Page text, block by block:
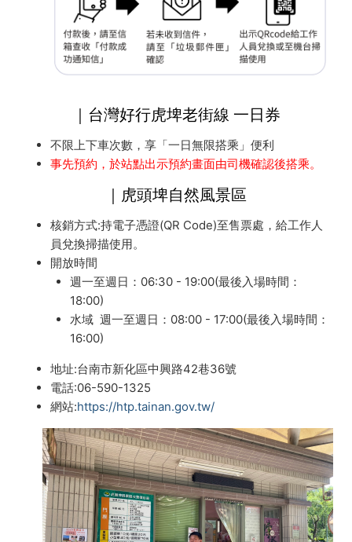
｜台灣好行虎埤老街線 一日券
不限上下車次數，享「一日無限搭乘」便利
事先預約，於站點出示預約畫面由司機確認後搭乘。
｜虎頭埤自然風景區
核銷方式:持電子憑證(QR Code)至售票處，給工作人
員兌換掃描使用。
開放時間
週一至週日：06:30 - 19:00(最後入場時間：
18:00)
水域 週一至週日：08:00 - 17:00(最後入場時間：
16:00)
地址:台南市新化區中興路42巷36號
電話:06-590-1325
網站:https://htp.tainan.gov.tw/